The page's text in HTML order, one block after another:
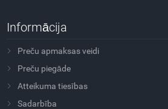
Informācija
Preču apmaksas veidi
Preču piegāde
Atteikuma tiesības
Sadarbība